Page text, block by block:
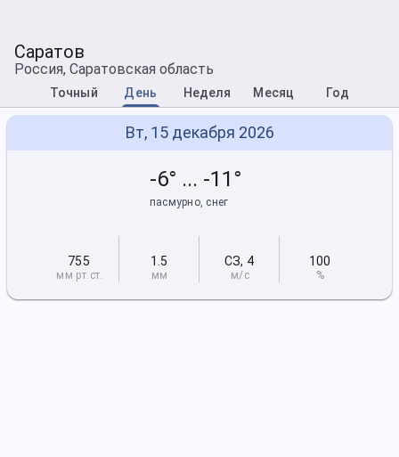
Саратов
Россия, Саратовская область
Точный День Неделя Месяц Год
Вт, 15 декабря 2026
-6° ... -11°
пасмурно, снег
755
мм рт.ст.
1.5
мм
СЗ, 4
м/с
100
%